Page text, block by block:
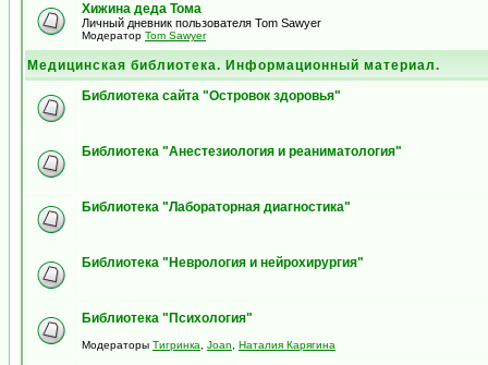
Хижина деда Тома
Личный дневник пользователя Tom Sawyer
Модератор Tom Sawyer
Медицинская библиотека. Информационный материал.
Библиотека сайта "Островок здоровья"
Библиотека "Анестезиология и реаниматология"
Библиотека "Лабораторная диагностика"
Библиотека "Неврология и нейрохирургия"
Библиотека "Психология"
Модераторы Тигринка Joan Наталия Карягина